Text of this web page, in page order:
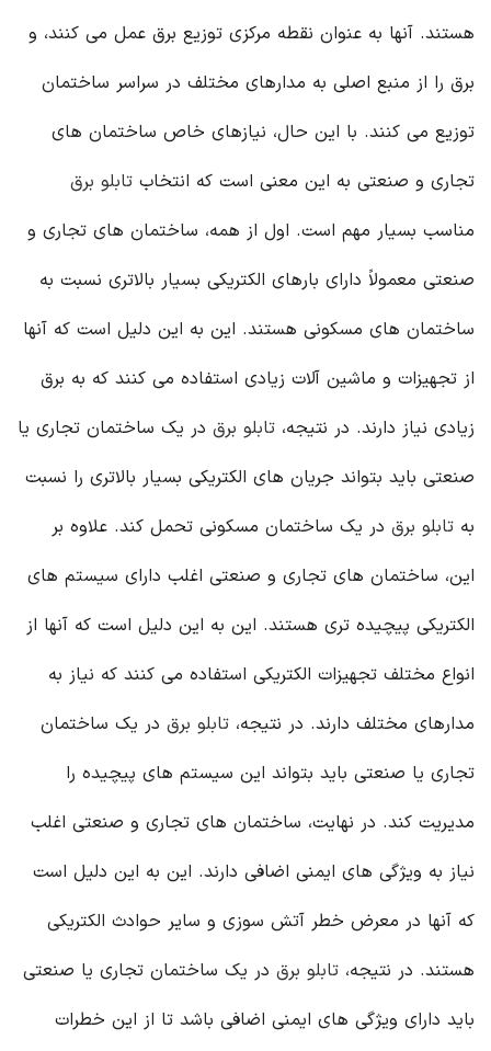
هستند. آنها به عنوان نقطه مرکزی توزیع برق عمل می کنند، و
برق را از منبع اصلی به مدارهای مختلف در سراسر ساختمان
توزیع می کنند. با این حال، نیازهای خاص ساختمان های
تجاری و صنعتی به این معنی است که انتخاب تابلو برق
مناسب بسیار مهم است. اول از همه، ساختمان های تجاری و
صنعتی معمولاً دارای بارهای الکتریکی بسیار بالاتری نسبت به
ساختمان های مسکونی هستند. این به این دلیل است که آنها
از تجهیزات و ماشین آلات زیادی استفاده می کنند که به برق
زیادی نیاز دارند. در نتیجه، تابلو برق در یک ساختمان تجاری یا
صنعتی باید بتواند جریان های الکتریکی بسیار بالاتری را نسبت
به تابلو برق در یک ساختمان مسکونی تحمل کند. علاوه بر
این، ساختمان های تجاری و صنعتی اغلب دارای سیستم های
الکتریکی پیچیده تری هستند. این به این دلیل است که آنها از
انواع مختلف تجهیزات الکتریکی استفاده می کنند که نیاز به
مدارهای مختلف دارند. در نتیجه، تابلو برق در یک ساختمان
تجاری یا صنعتی باید بتواند این سیستم های پیچیده را
مدیریت کند. در نهایت، ساختمان های تجاری و صنعتی اغلب
نیاز به ویژگی های ایمنی اضافی دارند. این به این دلیل است
که آنها در معرض خطر آتش سوزی و سایر حوادث الکتریکی
هستند. در نتیجه، تابلو برق در یک ساختمان تجاری یا صنعتی
باید دارای ویژگی های ایمنی اضافی باشد تا از این خطرات